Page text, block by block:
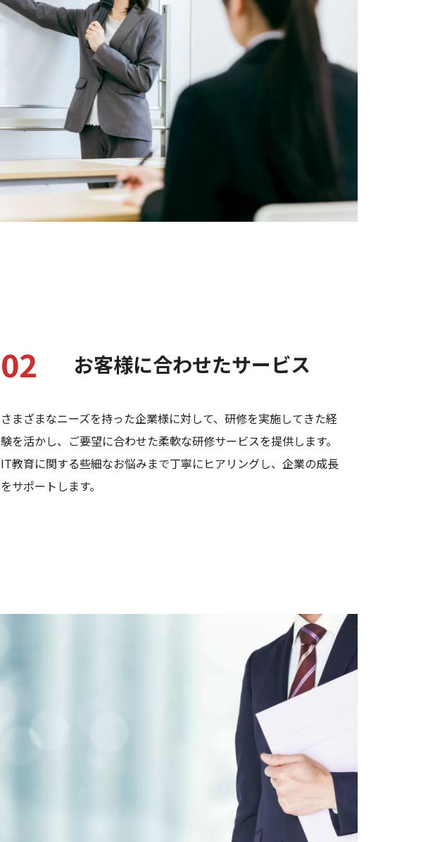
02 お客様に合わせたサービス
さまざまなニーズを持った企業様に対して、研修を実施してきた経
験を活かし、ご要望に合わせた柔軟な研修サービスを提供します。
IT教育に関する些細なお悩みまで丁寧にヒアリングし、企業の成長
をサポートします。